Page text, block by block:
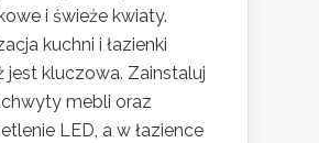
i świeże kwiaty.
kuchni i łazienki
jest kluczowa. Zainstaluj
mebli oraz
LED, a w łazience